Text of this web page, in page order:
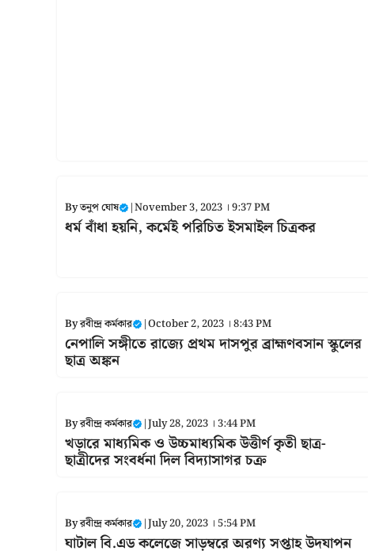
Byতনুপ ঘোষ |November 3, 2023 । 9:37 PM
ধর্ম বাঁধা হয়নি, কর্মেই পরিচিত ইসমাইল চিত্রকর
Byরবীন্দ্র কর্মকার |October 2, 2023 । 8:43 PM
নেপালি সঙ্গীতে রাজ্যে প্রথম দাসপুর ব্রাহ্মণবসান স্কুলের
ছাত্র অঙ্কন
Byরবীন্দ্র কর্মকার |July 28, 2023 । 3:44 PM
খড়ারে মাধ্যমিক ও উচ্চমাধ্যমিক উত্তীর্ণ কৃতী ছাত্র-
ছাত্রীদের সংবর্ধনা দিল বিদ্যাসাগর চক্র
Byরবীন্দ্র কর্মকার |July 20, 2023 । 5:54 PM
ঘাটাল বি.এড কলেজে সাড়ম্বরে অরণ্য সপ্তাহ উদযাপন